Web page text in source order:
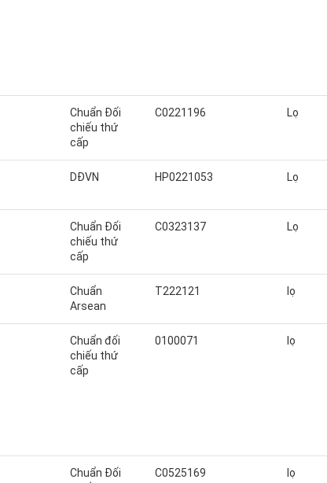
Chuẩn Đối
chiếu thứ
cấp
C0221196 Lọ
DĐVN HP0221053 Lọ
Chuẩn Đối
chiếu thứ
cấp
C0323137 Lọ
Chuẩn
Arsean
T222121 lọ
Chuẩn đối
chiếu thứ
cấp
0100071 lọ
Chuẩn Đối
C0525169 lọ